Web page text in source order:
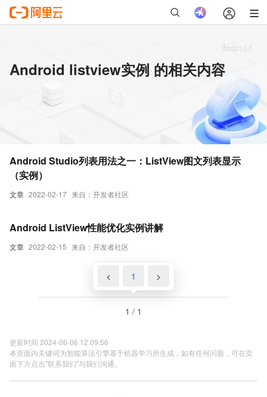
Android listview实例 的相关内容
文章 2022-02-17 来自：开发者社区
Android Studio列表用法之一：ListView图文列表显示
（实例）
文章 2022-02-15 来自：开发者社区
Android ListView性能优化实例讲解
< 1 >
1 / 1
更新时间 2024-06-06 12:09:56
本页面内关键词为智能算法引擎基于机器学习所生成，如有任何问题，可在页
面下方点击"联系我们"与我们沟通。